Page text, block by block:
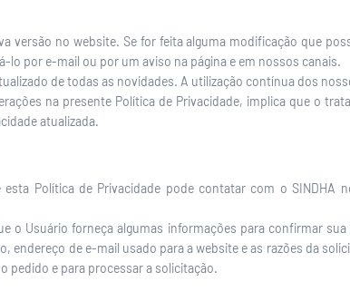
versão no website. Se for feita alguma modificação que
por e-mail ou por um aviso na página e em nossos canais.
de todas as novidades. A utilização contínua dos
na presente Política de Privacidade, implica que o
atualizada.
Política de Privacidade pode contatar com o SINDHA
o Usuário forneça algumas informações para confirmar sua
de e-mail usado para a website e as razões da
pedido e para processar a solicitação.